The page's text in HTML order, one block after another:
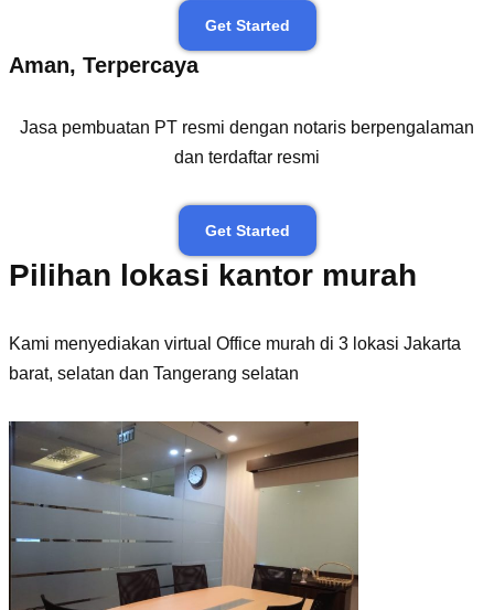
Get Started
Aman, Terpercaya
Jasa pembuatan PT resmi dengan notaris berpengalaman
dan terdaftar resmi
Get Started
Pilihan lokasi kantor murah
Kami menyediakan virtual Office murah di 3 lokasi Jakarta
barat, selatan dan Tangerang selatan